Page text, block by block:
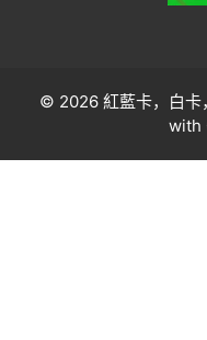
© 2026 紅藍卡，白卡
with